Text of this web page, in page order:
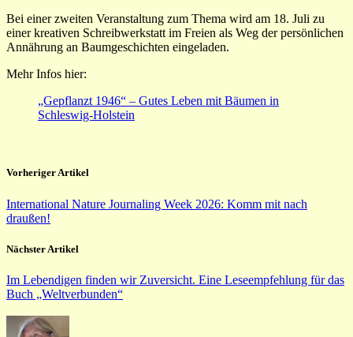
Bei einer zweiten Veranstaltung zum Thema wird am 18. Juli zu
einer kreativen Schreibwerkstatt im Freien als Weg der persönlichen
Annährung an Baumgeschichten eingeladen.
Mehr Infos hier:
„Gepflanzt 1946“ – Gutes Leben mit Bäumen in
Schleswig-Holstein
Vorheriger Artikel
International Nature Journaling Week 2026: Komm mit nach
draußen!
Nächster Artikel
Im Lebendigen finden wir Zuversicht. Eine Leseempfehlung für das
Buch „Weltverbunden“